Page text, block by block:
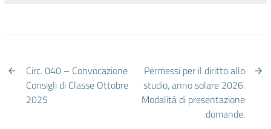
Circ. 040 – Convocazione
Consigli di Classe Ottobre
2025
Permessi per il diritto allo
studio, anno solare 2026.
Modalità di presentazione
domande.